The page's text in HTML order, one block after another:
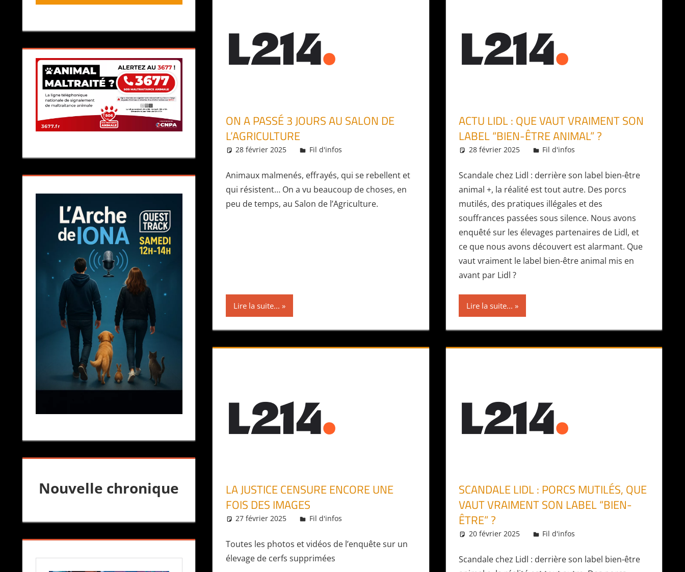
ON A PASSÉ 3 JOURS AU SALON DE
L’AGRICULTURE
28 février 2025 Daniel
Fil d'infos
Animaux malmenés, effrayés, qui se rebellent et
qui résistent… On a vu beaucoup de choses, en
peu de temps, au Salon de l’Agriculture.
Lire la suite...
ACTU LIDL : QUE VAUT VRAIMENT SON
LABEL “BIEN-ÊTRE ANIMAL” ?
28 février 2025 Daniel
Fil d'infos
Scandale chez Lidl : derrière son label bien-être
animal +, la réalité est tout autre. Des porcs
mutilés, des pratiques illégales et des
souffrances passées sous silence. Nous avons
enquêté sur les élevages partenaires de Lidl, et
ce que nous avons découvert est alarmant. Que
vaut vraiment le label bien-être animal mis en
avant par Lidl ?
Lire la suite...
LA JUSTICE CENSURE ENCORE UNE
FOIS DES IMAGES
27 février 2025 Daniel
Fil d'infos
Toutes les photos et vidéos de l’enquête sur un
élevage de cerfs supprimées
SCANDALE LIDL : PORCS MUTILÉS, QUE
VAUT VRAIMENT SON LABEL “BIEN-
ÊTRE” ?
20 février 2025 Daniel
Fil d'infos
Scandale chez Lidl : derrière son label bien-être
Nouvelle chronique